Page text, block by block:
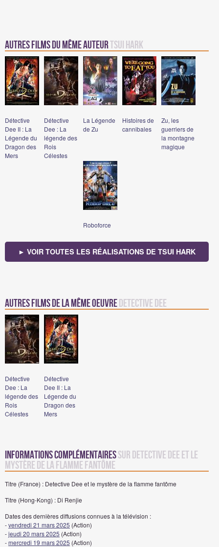
Autres Films du même auteurTsui Hark
Détective
Dee II : La
Légende du
Dragon des
Mers
Détective
Dee : La
légende des
Rois
Célestes
La Légende
de Zu
Histoires de
cannibales
Zu, les
guerriers de
la montagne
magique
Roboforce
► VOIR TOUTES LES RÉALISATIONS DE TSUI HARK
Autres films de la même oeuvre Detective Dee
Détective
Dee : La
légende des
Rois
Célestes
Détective
Dee II : La
Légende du
Dragon des
Mers
Informations complémentairessur Detective Dee et le
mystère de la flamme fantôme
Titre (France) : Detective Dee et le mystère de la flamme fantôme
Titre (Hong-Kong) : Di Renjie
Dates des dernières diffusions connues à la télévision :
-vendredi 21 mars 2025 (Action)
-jeudi 20 mars 2025 (Action)
-mercredi 19 mars 2025 (Action)